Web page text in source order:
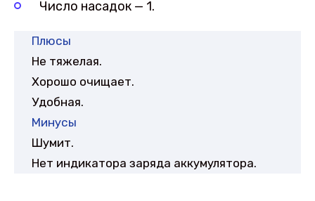
Число насадок — 1.
Плюсы
Не тяжелая.
Хорошо очищает.
Удобная.
Минусы
Шумит.
Нет индикатора заряда аккумулятора.